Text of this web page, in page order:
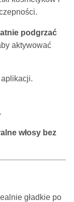
podgrzać
aktywować
aplikacji.
włosy bez
gładkie po